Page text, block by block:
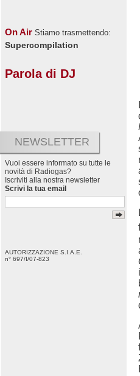
On Air Stiamo trasmettendo:
Supercompilation
Parola di DJ
NEWSLETTER
Vuoi essere informato su tutte le
novità di Radiogas?
Iscriviti alla nostra newsletter
Scrivi la tua email
AUTORIZZAZIONE S.I.A.E.
n° 697/I/07-823